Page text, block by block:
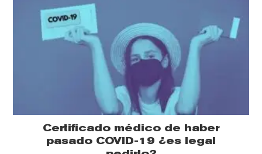
Certificado médico de haber
pasado COVID-19 ¿es legal